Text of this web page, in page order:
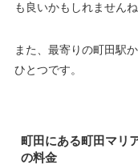
も良いかもしれませんね
また、最寄りの町田駅
ひとつです。
町田にある町田マリ
の料金